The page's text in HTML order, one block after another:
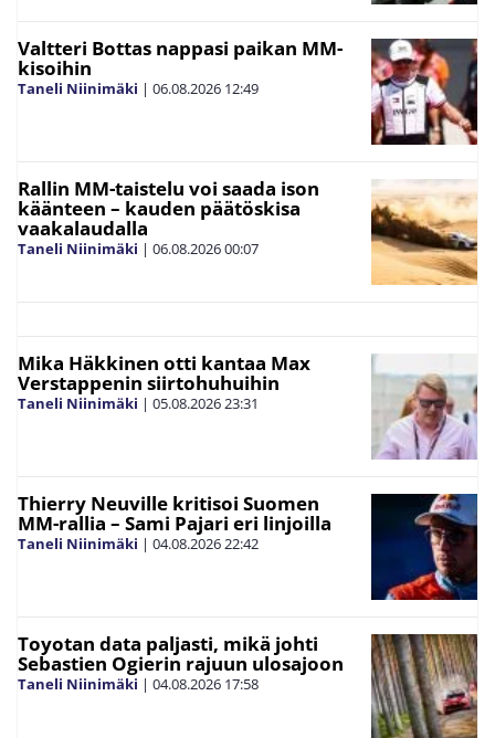
Valtteri Bottas nappasi paikan MM-
kisoihin
Taneli Niinimäki | 06.08.2026 12:49
Rallin MM-taistelu voi saada ison
käänteen – kauden päätöskisa
vaakalaudalla
Taneli Niinimäki | 06.08.202600:07
Mika Häkkinen otti kantaa Max
Verstappenin siirtohuhuihin
Taneli Niinimäki | 05.08.202623:31
Thierry Neuville kritisoi Suomen
MM-rallia – Sami Pajari eri linjoilla
Taneli Niinimäki | 04.08.202622:42
Toyotan data paljasti, mikä johti
Sebastien Ogierin rajuun ulosajoon
Taneli Niinimäki | 04.08.2026 17:58